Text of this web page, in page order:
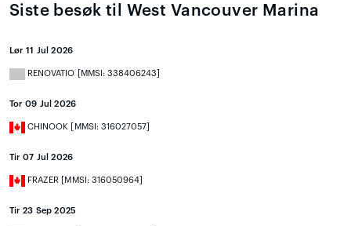
Siste besøk til West Vancouver Marina
Lør 11 Jul 2026
RENOVATIO [MMSI: 338406243]
Tor 09 Jul 2026
CHINOOK [MMSI: 316027057]
Tir 07 Jul 2026
FRAZER [MMSI: 316050964]
Tir 23 Sep 2025